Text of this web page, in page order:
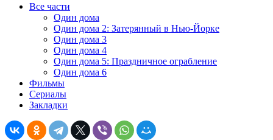
Все части
Один дома
Один дома 2: Затерянный в Нью-Йорке
Один дома 3
Один дома 4
Один дома 5: Праздничное ограбление
Один дома 6
Фильмы
Сериалы
Закладки